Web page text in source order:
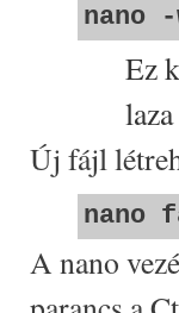
nano
Ez
Új fájl
nano
A nano